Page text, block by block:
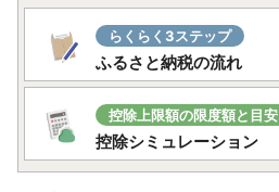
らくらく3ステップ
ふるさと納税の流れ
控除上限額の限度額と目安
控除シミュレーション